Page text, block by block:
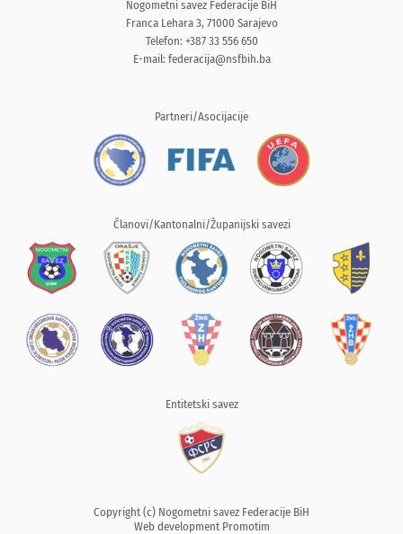
Nogometni savez Federacije BiH
Franca Lehara 3, 71000 Sarajevo
Telefon: +387 33 556 650
E-mail: federacija@nsfbih.ba
Partneri/Asocijacije
Članovi/Kantonalni/Županijski savezi
Entitetski savez
Copyright (c) Nogometni savez Federacije BiH
Web development Promotim